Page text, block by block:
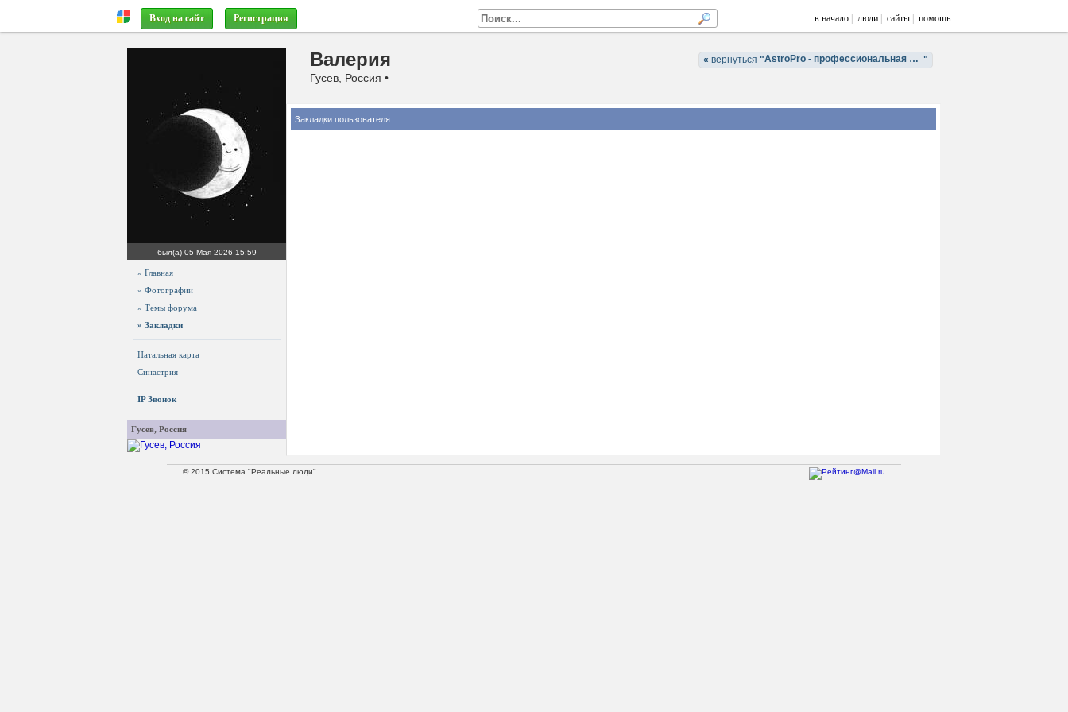
Вход на сайт Регистрация в начало люди сайты помощь
« вернуться " AstroPro - профессиональная астрология. Обучение и консультации. "
Валерия
Гусев, Россия •
был(а) 05-Мая-2026 15:59
» Главная
» Фотографии
» Темы форума
» Закладки
Натальная карта
Синастрия
IP Звонок
Гусев, Россия
Закладки пользователя
© 2015 Система "Реальные люди"